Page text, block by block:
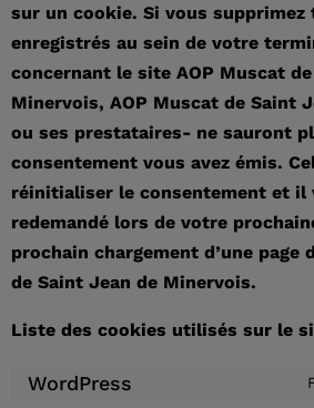
sur un cookie. Si vous supprimez
enregistrés au sein de votre
concernant le site AOP Muscat
Minervois, AOP Muscat de Saint
ou ses prestataires- ne sauront
consentement vous avez émis.
réinitialiser le consentement et il
redemandé lors de votre
prochain chargement d’une page
de Saint Jean de Minervois.
Liste des cookies utilisés sur le
WordPress